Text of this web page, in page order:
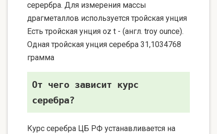
серербра. Для измерения массы
драгметаллов используется тройская унция
Есть тройская унция oz t - (англ. troy ounce).
Одная тройская унция серебра 31,1034768
грамма
От чего зависит курс
серебра?
Курс серебра ЦБ РФ устанавливается на